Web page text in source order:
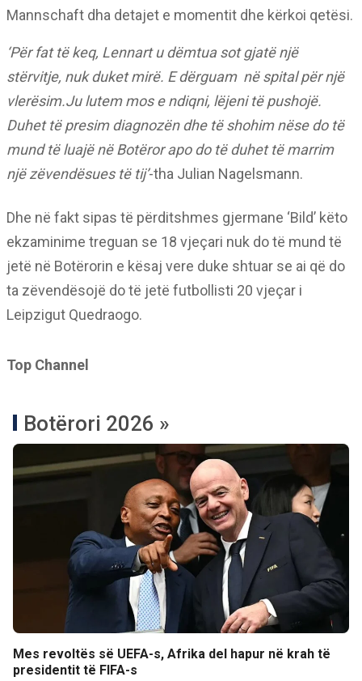
Mannschaft dha detajet e momentit dhe kërkoi qetësi.
‘Për fat të keq, Lennart u dëmtua sot gjatë një
stërvitje, nuk duket mirë. E dërguam në spital për një
vlerësim.Ju lutem mos e ndiqni, lëjeni të pushojë.
Duhet të presim diagnozën dhe të shohim nëse do të
mund të luajë në Botëror apo do të duhet të marrim
një zëvendësues të tij’-tha Julian Nagelsmann.
Dhe në fakt sipas të përditshmes gjermane ‘Bild’ këto
ekzaminime treguan se 18 vjeçari nuk do të mund të
jetë në Botërorin e kësaj vere duke shtuar se ai që do
ta zëvendësojë do të jetë futbollisti 20 vjeçar i
Leipzigut Quedraogo.
Top Channel
Botërori 2026 »
Mes revoltës së UEFA-s, Afrika del hapur në krah të
presidentit të FIFA-s